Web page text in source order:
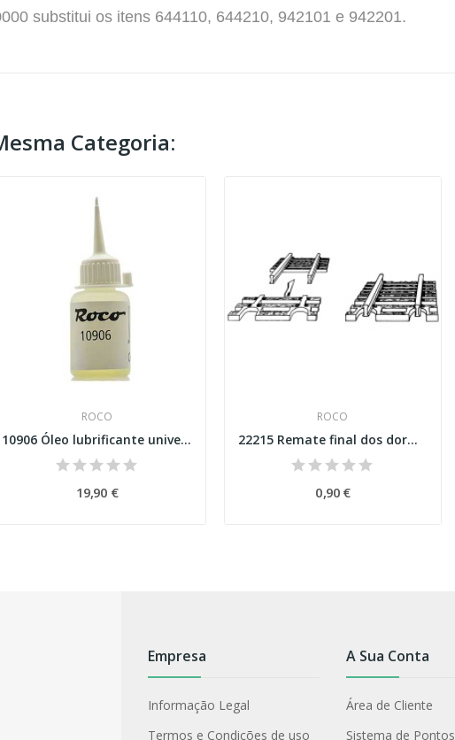
substitui os itens 644110, 644210, 942101 e 942201.
Categoria:
ROCO
10906 Óleo lubrificante universal
19,90 €
ROCO
22215 Remate final dos dormentes para carril...
0,90 €
Empresa
Informação Legal
Termos e Condições de uso
A Sua Conta
Área de Cliente
Sistema de Pontos